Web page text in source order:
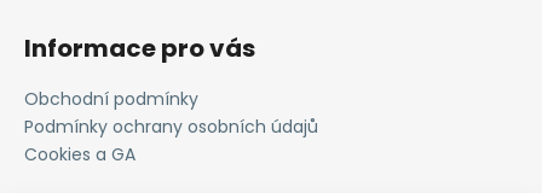
Informace pro vás
Obchodní podmínky
Podmínky ochrany osobních údajů
Cookies a GA